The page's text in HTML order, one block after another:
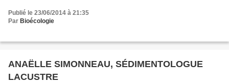
Publié le 23/06/2014 à 21:35
Par Bioécologie
ANAËLLE SIMONNEAU, SÉDIMENTOLOGUE
LACUSTRE